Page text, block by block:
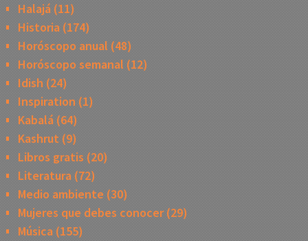
Halajá(11)
Historia(174)
Horóscopo anual (48)
Horóscopo semanal (12)
Idish (24)
Inspiration (1)
Kabalá(64)
Kashrut (9)
Libros gratis (20)
Literatura(72)
Medio ambiente (30)
Mujeres que debes conocer(29)
Música(155)